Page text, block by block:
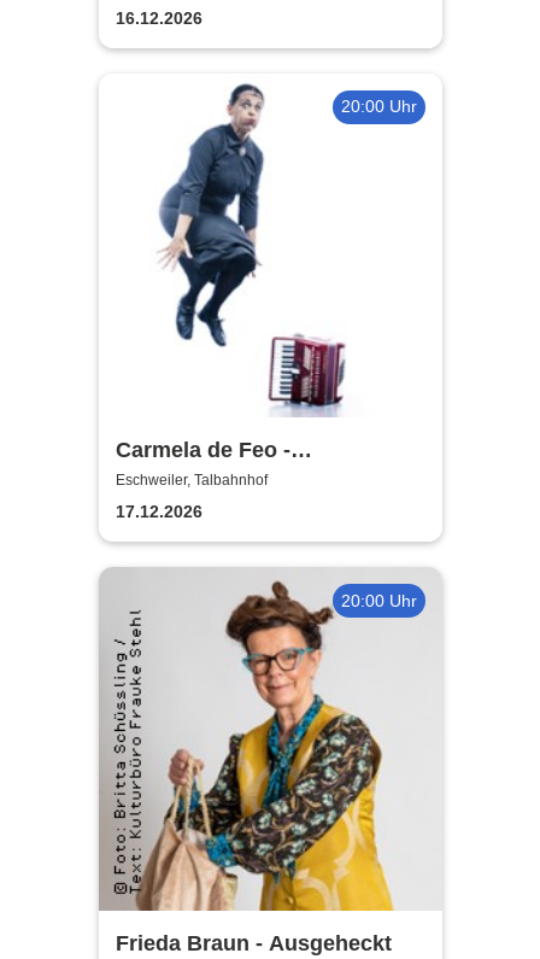
16.12.2026
20:00 Uhr
Carmela de Feo -
Froschkönigin - 20 Jahre La
Signora
Eschweiler, Talbahnhof
17.12.2026
20:00 Uhr
Frieda Braun - Ausgeheckt